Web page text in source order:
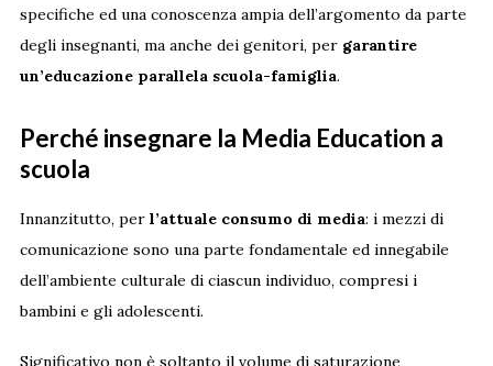
specifiche ed una conoscenza ampia dell’argomento da parte
degli insegnanti, ma anche dei genitori, per garantire
un’educazione parallela scuola-famiglia.
Perché insegnare la Media Education a
scuola
Innanzitutto, per l’attuale consumo di media: i mezzi di
comunicazione sono una parte fondamentale ed innegabile
dell’ambiente culturale di ciascun individuo, compresi i
bambini e gli adolescenti.
Significativo non è soltanto il volume di saturazione